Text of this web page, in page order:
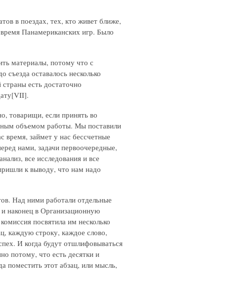
в поездах, тех, кто живет ближе,
Панамериканских игр. Было
материалы, потому что с
оставалось несколько
есть достаточно
товарищи, если принять во
объемом работы. Мы поставили
время, займет у нас бессчетные
нами, задачи первоочередные,
все исследования и все
к выводу, что нам надо
Над ними работали отдельные
наконец в Организационную
посвятила им несколько
каждую строку, каждое слово,
И когда будут отшлифовываться
потому, что есть десятки и
поместить этот абзац, или мысль,